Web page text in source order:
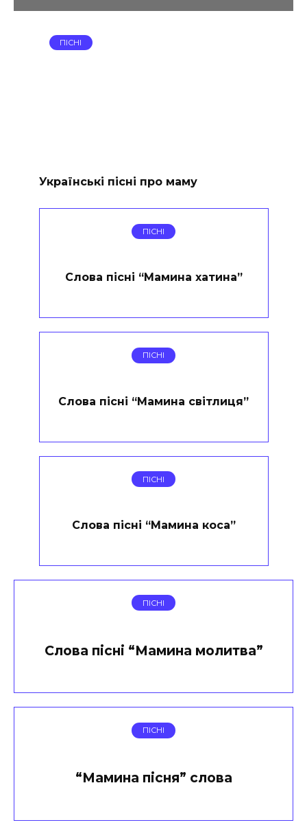
ПІСНІ
Українські пісні про маму
ПІСНІ
Слова пісні “Мамина хатина”
ПІСНІ
Слова пісні “Мамина світлиця”
ПІСНІ
Слова пісні “Мамина коса”
ПІСНІ
Слова пісні “Мамина молитва”
ПІСНІ
“Мамина пісня” слова